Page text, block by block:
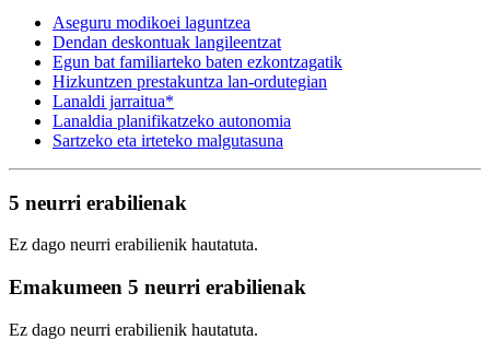
Aseguru modikoei laguntzea
Dendan deskontuak langileentzat
Egun bat familiarteko baten ezkontzagatik
Hizkuntzen prestakuntza lan-ordutegian
Lanaldi jarraitua*
Lanaldia planifikatzeko autonomia
Sartzeko eta irteteko malgutasuna
5 neurri erabilienak
Ez dago neurri erabilienik hautatuta.
Emakumeen 5 neurri erabilienak
Ez dago neurri erabilienik hautatuta.